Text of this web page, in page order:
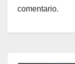
comentario.